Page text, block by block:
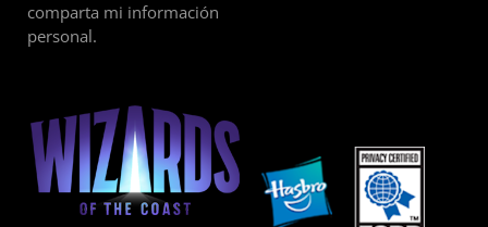
comparta mi información
personal.